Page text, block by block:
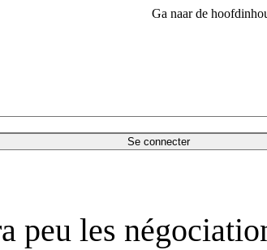
Ga naar de
Se connecter
peu les